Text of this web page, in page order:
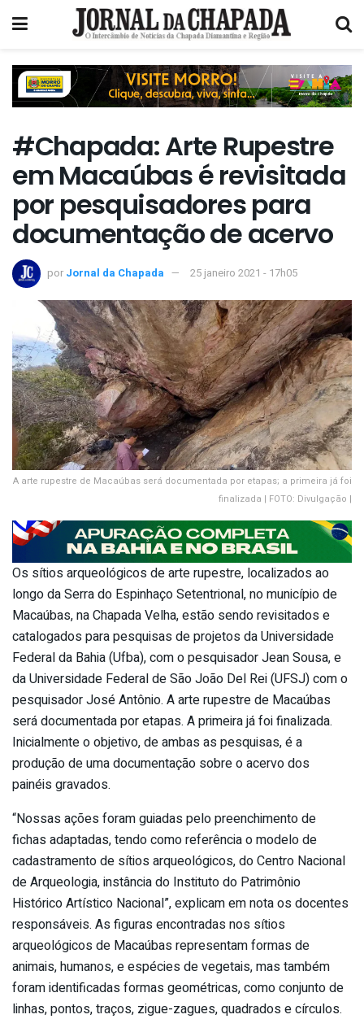
#Chapada: Arte Rupestre
em Macaúbas é revisitada
por pesquisadores para
documentação de acervo
por Jornal da Chapada 25 janeiro 2021 - 17h05
A arte rupestre de Macaúbas será documentada por etapas; a primeira já foi
finalizada | FOTO: Divulgação |
Os sítios arqueológicos de arte rupestre, localizados ao
longo da Serra do Espinhaço Setentrional, no município de
Macaúbas, na Chapada Velha, estão sendo revisitados e
catalogados para pesquisas de projetos da Universidade
Federal da Bahia (Ufba), com o pesquisador Jean Sousa, e
da Universidade Federal de São João Del Rei (UFSJ) com o
pesquisador José Antônio. A arte rupestre de Macaúbas
será documentada por etapas. A primeira já foi finalizada.
Inicialmente o objetivo, de ambas as pesquisas, é a
produção de uma documentação sobre o acervo dos
painéis gravados.
“Nossas ações foram guiadas pelo preenchimento de
fichas adaptadas, tendo como referência o modelo de
cadastramento de sítios arqueológicos, do Centro Nacional
de Arqueologia, instância do Instituto do Patrimônio
Histórico Artístico Nacional”, explicam em nota os docentes
responsáveis. As figuras encontradas nos sítios
arqueológicos de Macaúbas representam formas de
animais, humanos, e espécies de vegetais, mas também
foram identificadas formas geométricas, como conjunto de
linhas, pontos, traços, zigue-zagues, quadrados e círculos.